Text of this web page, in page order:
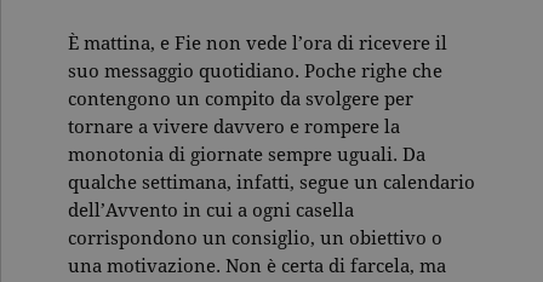
È mattina, e Fie non vede l’ora di ricevere il
suo messaggio quotidiano. Poche righe che
contengono un compito da svolgere per
tornare a vivere davvero e rompere la
monotonia di giornate sempre uguali. Da
qualche settimana, infatti, segue un calendario
dell’Avvento in cui a ogni casella
corrispondono un consiglio, un obiettivo o
una motivazione. Non è certa di farcela, ma